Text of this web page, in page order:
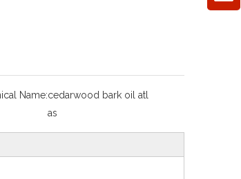
Name:cedarwood bark oil atl
as